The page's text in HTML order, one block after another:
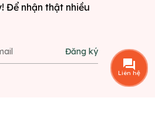
Để nhận thật nhiều
Đăng ký
Liên hệ